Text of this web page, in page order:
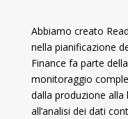
Abbiamo creato
nella pianificazione
Finance fa parte
monitoraggio
dalla produzione alla
all’analisi dei dati